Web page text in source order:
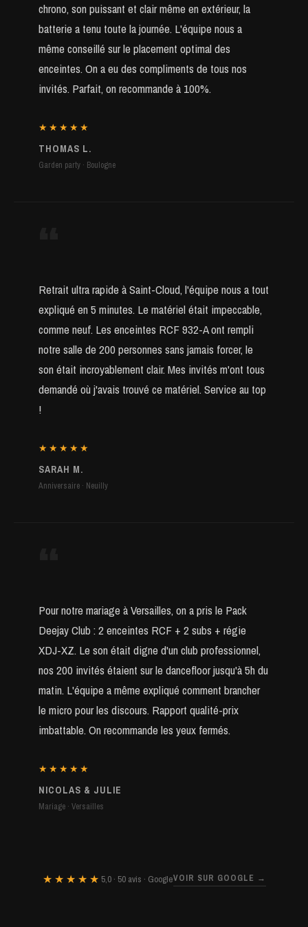
chrono, son puissant et clair même en extérieur, la
batterie a tenu toute la journée. L'équipe nous a
même conseillé sur le placement optimal des
enceintes. On a eu des compliments de tous nos
invités. Parfait, on recommande à 100%.
★★★★★
THOMAS L.
Garden party · Boulogne
Retrait ultra rapide à Saint-Cloud, l'équipe nous a tout
expliqué en 5 minutes. Le matériel était impeccable,
comme neuf. Les enceintes RCF 932-A ont rempli
notre salle de 200 personnes sans jamais forcer, le
son était incroyablement clair. Mes invités m'ont tous
demandé où j'avais trouvé ce matériel. Service au top
!
★★★★★
SARAH M.
Anniversaire · Neuilly
Pour notre mariage à Versailles, on a pris le Pack
Deejay Club : 2 enceintes RCF + 2 subs + régie
XDJ-XZ. Le son était digne d'un club professionnel,
nos 200 invités étaient sur le dancefloor jusqu'à 5h du
matin. L'équipe a même expliqué comment brancher
le micro pour les discours. Rapport qualité-prix
imbattable. On recommande les yeux fermés.
★★★★★
NICOLAS & JULIE
Mariage · Versailles
★★★★★ 5,0 · 50 avis · GoogleVOIR SUR GOOGLE →